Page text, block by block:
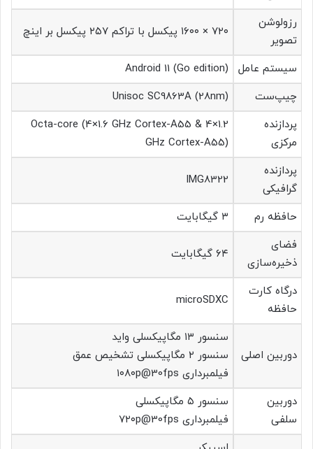
رزولوشن
تصویر
۷۲۰ × ۱۶۰۰ پیکسل با تراکم ۲۵۷ پیکسل بر اینچ
سیستم عامل
Android 11 (Go edition)
چیپ‌ست
Unisoc SC9863A (28nm)
پردازنده
مرکزی
Octa-core (4×1.6 GHz Cortex-A55 & 4×1.2
GHz Cortex-A55)
پردازنده
گرافیکی
IMG8322
حافظه رم
۳ گیگابایت
فضای
ذخیره‌سازی
۶۴ گیگابایت
درگاه کارت
حافظه
microSDXC
دوربین اصلی
سنسور ۱۳ مگاپیکسلی واید
سنسور ۲ مگاپیکسلی تشخیص عمق
فیلمبرداری ۱۰۸۰p@30fps
دوربین
سلفی
سنسور ۵ مگاپیکسلی
فیلمبرداری ۷۲۰p@30fps